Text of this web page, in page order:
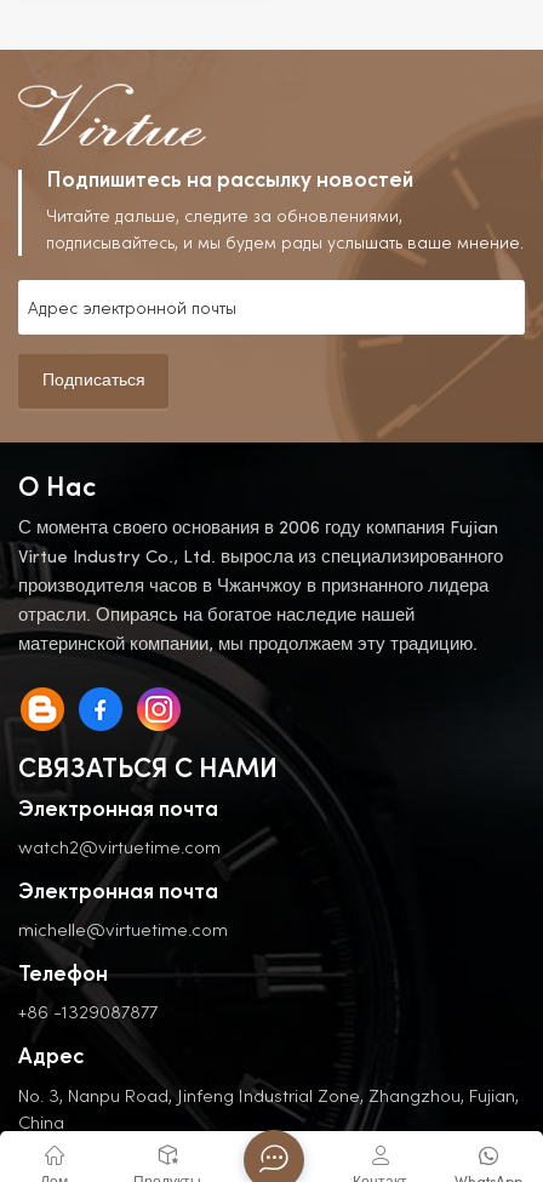
Подпишитесь на рассылку новостей
Читайте дальше, следите за обновлениями,
подписывайтесь, и мы будем рады услышать ваше мнение.
Подписаться
О Нас
С момента своего основания в 2006 году компания Fujian
Virtue Industry Co., Ltd. выросла из специализированного
производителя часов в Чжанчжоу в признанного лидера
отрасли. Опираясь на богатое наследие нашей
материнской компании, мы продолжаем эту традицию.
СВЯЗАТЬСЯ С НАМИ
Электронная почта
watch2@virtuetime.com
Электронная почта
michelle@virtuetime.com
Телефон
+86 -1329087877
Адрес
No. 3, Nanpu Road, Jinfeng Industrial Zone, Zhangzhou, Fujian,
China